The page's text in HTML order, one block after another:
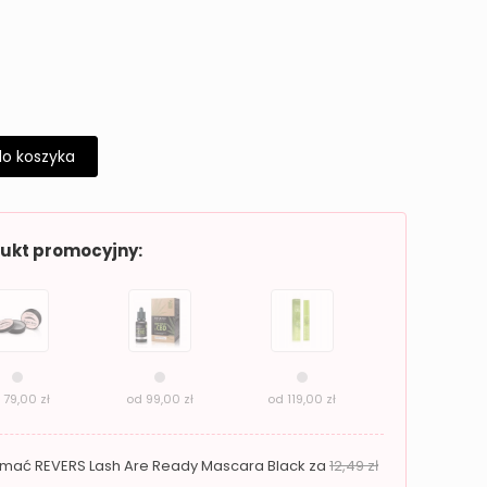
koszyka
promocyjny:
79,00 zł od 99,00 zł od 119,00 zł
REVERS Lash Are Ready Mascara Black za 12,49zł